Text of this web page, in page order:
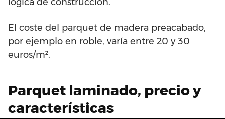
lógica de construcción.
El coste del parquet de madera preacabado,
por ejemplo en roble, varía entre 20 y 30
euros/m².
Parquet laminado, precio y
características